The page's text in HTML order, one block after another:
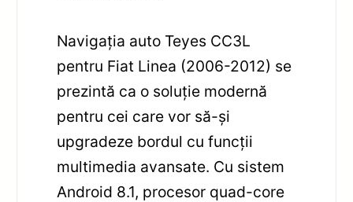
Navigația auto Teyes CC3L
pentru Fiat Linea (2006-2012) se
prezintă ca o soluție modernă
pentru cei care vor să-și
upgradeze bordul cu funcții
multimedia avansate. Cu sistem
Android 8.1, procesor quad-core